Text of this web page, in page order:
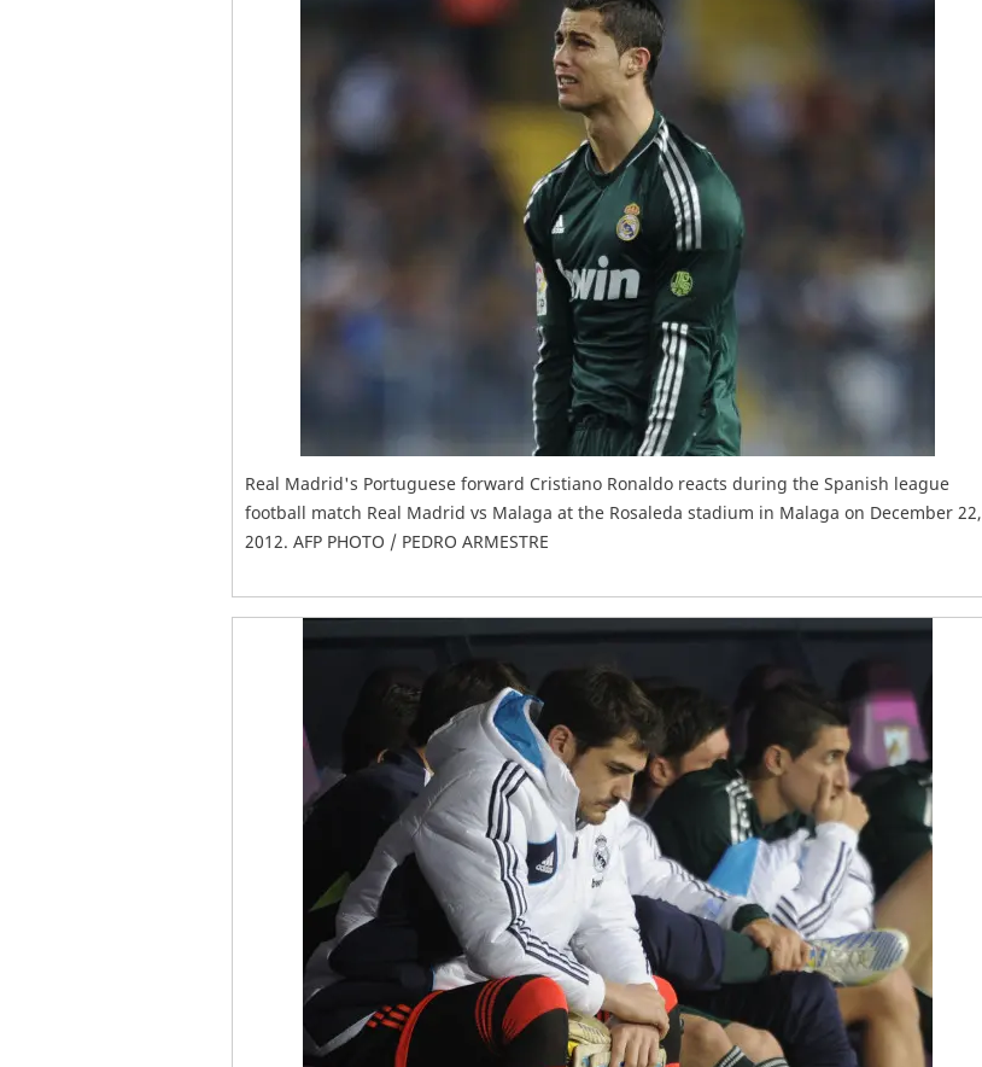
Real Madrid's Portuguese forward Cristiano Ronaldo reacts during the Spanish league
football match Real Madrid vs Malaga at the Rosaleda stadium in Malaga on December 22,
2012. AFP PHOTO / PEDRO ARMESTRE